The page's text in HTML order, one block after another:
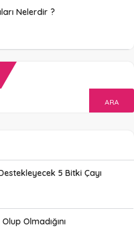
Nelerdir ?
5 Bitki Çayı
Olmadığını